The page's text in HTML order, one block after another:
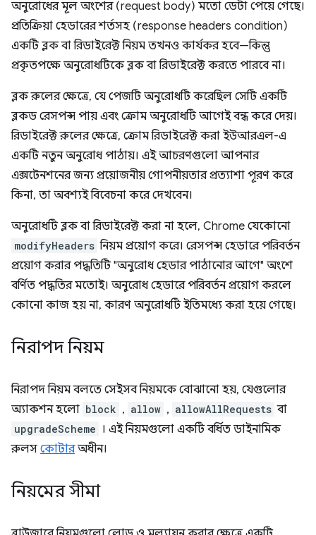
অনুরোধের মূল অংশের (request body) মতো ডেটা পেয়ে গেছে।
প্রতিক্রিয়া হেডারের শর্তসহ (response headers condition)
একটি ব্লক বা রিডাইরেক্ট নিয়ম তখনও কার্যকর হবে—কিন্তু
প্রকৃতপক্ষে অনুরোধটিকে ব্লক বা রিডাইরেক্ট করতে পারবে না।
ব্লক রুলের ক্ষেত্রে, যে পেজটি অনুরোধটি করেছিল সেটি একটি
ব্লকড রেসপন্স পায় এবং ক্রোম অনুরোধটি আগেই বন্ধ করে দেয়।
রিডাইরেক্ট রুলের ক্ষেত্রে, ক্রোম রিডাইরেক্ট করা ইউআরএল-এ
একটি নতুন অনুরোধ পাঠায়। এই আচরণগুলো আপনার
এক্সটেনশনের জন্য প্রয়োজনীয় গোপনীয়তার প্রত্যাশা পূরণ করে
কিনা, তা অবশ্যই বিবেচনা করে দেখবেন।
অনুরোধটি ব্লক বা রিডাইরেক্ট করা না হলে, Chrome যেকোনো
modifyHeaders নিয়ম প্রয়োগ করে। রেসপন্স হেডারে পরিবর্তন
প্রয়োগ করার পদ্ধতিটি "অনুরোধ হেডার পাঠানোর আগে" অংশে
বর্ণিত পদ্ধতির মতোই। অনুরোধ হেডারে পরিবর্তন প্রয়োগ করলে
কোনো কাজ হয় না, কারণ অনুরোধটি ইতিমধ্যে করা হয়ে গেছে।
নিরাপদ নিয়ম
নিরাপদ নিয়ম বলতে সেইসব নিয়মকে বোঝানো হয়, যেগুলোর
অ্যাকশন হলো block , allow , allowAllRequests বা
upgradeScheme । এই নিয়মগুলো একটি বর্ধিত ডাইনামিক
রুলস কোটারঅধীন।
নিয়মের সীমা